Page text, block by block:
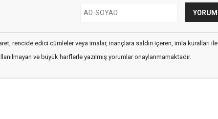
rencide edici cümleler veya imalar, inançlara saldırı içeren, imla kuralları ile
ve büyük harflerle yazılmış yorumlar onaylanmamaktadır.